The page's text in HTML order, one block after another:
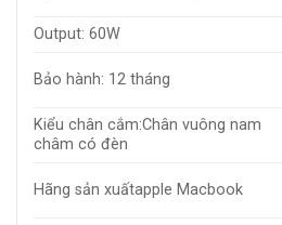
Output: 60W
Bảo hành: 12 tháng
Kiểu chân cắm:Chân vuông nam
châm có đèn
Hãng sản xuấtapple Macbook